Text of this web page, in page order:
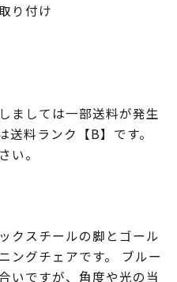
り付け
ましては一部送料が発生
送料ランク【B】です。
い。
クスチールの脚とゴール
ングチェアです。 ブルー
いですが、角度や光の当